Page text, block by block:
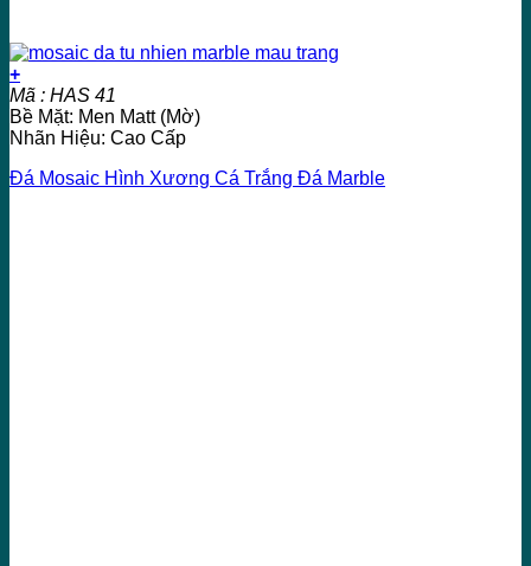
+
Mã : HAS 41
Bề Mặt: Men Matt (Mờ)
Nhãn Hiệu: Cao Cấp
Đá Mosaic Hình Xương Cá Trắng Đá Marble